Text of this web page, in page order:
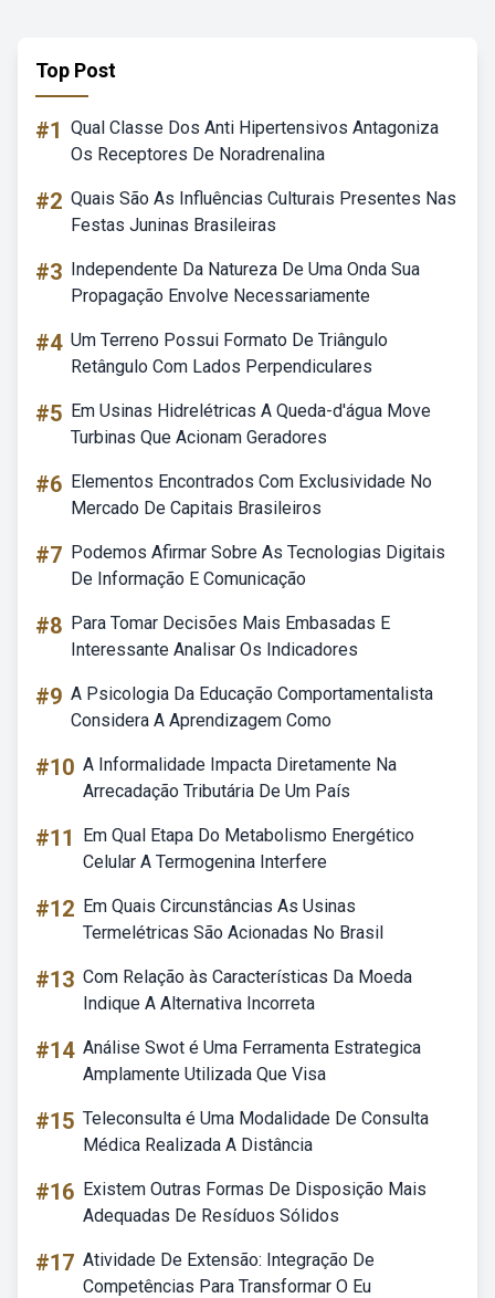
Top Post
#1 Qual Classe Dos Anti Hipertensivos Antagoniza
Os Receptores De Noradrenalina
#2 Quais São As Influências Culturais Presentes Nas
Festas Juninas Brasileiras
#3 Independente Da Natureza De Uma Onda Sua
Propagação Envolve Necessariamente
#4 Um Terreno Possui Formato De Triângulo
Retângulo Com Lados Perpendiculares
#5 Em Usinas Hidrelétricas A Queda-d'água Move
Turbinas Que Acionam Geradores
#6 Elementos Encontrados Com Exclusividade No
Mercado De Capitais Brasileiros
#7 Podemos Afirmar Sobre As Tecnologias Digitais
De Informação E Comunicação
#8 Para Tomar Decisões Mais Embasadas E
Interessante Analisar Os Indicadores
#9 A Psicologia Da Educação Comportamentalista
Considera A Aprendizagem Como
#10 A Informalidade Impacta Diretamente Na
Arrecadação Tributária De Um País
#11
Em Qual Etapa Do Metabolismo Energético
Celular A Termogenina Interfere
#12 Em Quais Circunstâncias As Usinas
Termelétricas São Acionadas No Brasil
#13 Com Relação às Características Da Moeda
Indique A Alternativa Incorreta
#14 Análise Swot é Uma Ferramenta Estrategica
Amplamente Utilizada Que Visa
#15 Teleconsulta é Uma Modalidade De Consulta
Médica Realizada A Distância
#16 Existem Outras Formas De Disposição Mais
Adequadas De Resíduos Sólidos
#17 Atividade De Extensão: Integração De
Competências Para Transformar O Eu